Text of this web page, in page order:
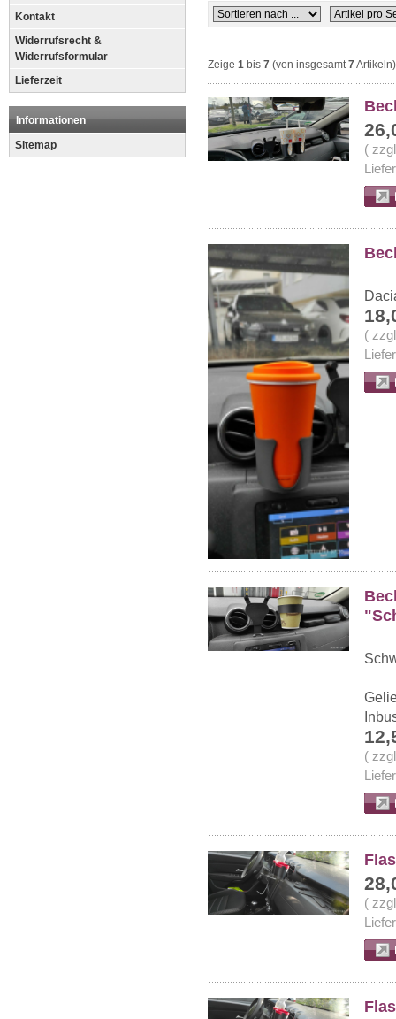
Kontakt
Widerrufsrecht &
Widerrufsformular
Lieferzeit
Informationen
Sitemap
Zeige 1 bis 7 (von insgesamt7Artikeln)
(
(
(
(